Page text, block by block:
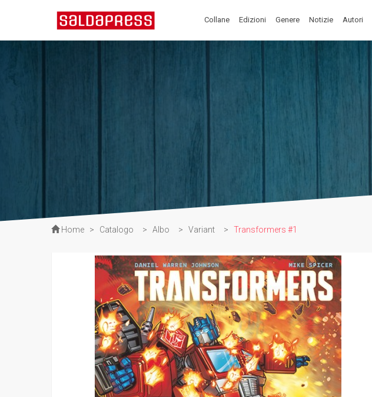
Collane Edizioni Genere Notizie Autori
Home > Catalogo > Albo > Variant > Transformers #1